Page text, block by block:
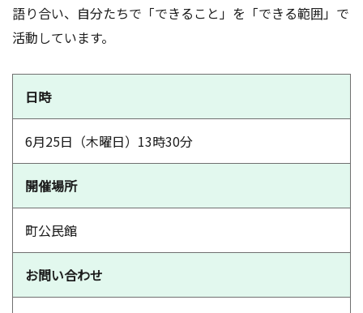
語り合い、自分たちで「できること」を「できる範囲」で
活動しています。
日時
6月25日（木曜日）13時30分
開催場所
町公民館
お問い合わせ